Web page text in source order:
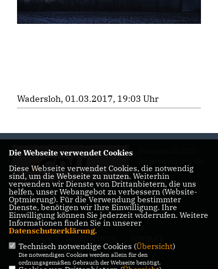
Wadersloh, 01.03.2017, 19:03 Uhr
CDU-
Gemeindeverbands
Wadersloh
MITGLIEDERBEREICH
Die Webseite verwendet Cookies
Diese Webseite verwendet Cookies, die notwendig
sind, um die Webseite zu nutzen. Weiterhin
verwenden wir Dienste von Drittanbietern, die uns
helfen, unser Webangebot zu verbessern (Website-
Optmierung). Für die Verwendung bestimmter
Dienste, benötigen wir Ihre Einwilligung. Ihre
Einwilligung können Sie jederzeit widerrufen. Weitere
Informationen finden Sie in unserer
Datenschutzerklärung.
Technisch notwendige Cookies (Übersicht)
Die notwendigen Cookies werden allein für den
ordnungsgemäßen Gebrauch der Webseite benötigt.